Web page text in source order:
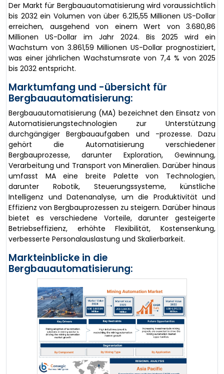
Der Markt für Bergbauautomatisierung wird voraussichtlich
bis 2032 ein Volumen von über 6.215,55 Millionen US-Dollar
erreichen, ausgehend von einem Wert von 3.680,86
Millionen US-Dollar im Jahr 2024. Bis 2025 wird ein
Wachstum von 3.861,59 Millionen US-Dollar prognostiziert,
was einer jährlichen Wachstumsrate von 7,4 % von 2025
bis 2032 entspricht.
Marktumfang und -übersicht für
Bergbauautomatisierung:
Bergbauautomatisierung (MA) bezeichnet den Einsatz von
Automatisierungstechnologien zur Unterstützung
durchgängiger Bergbauaufgaben und -prozesse. Dazu
gehört die Automatisierung verschiedener
Bergbauprozesse, darunter Exploration, Gewinnung,
Verarbeitung und Transport von Mineralien. Darüber hinaus
umfasst MA eine breite Palette von Technologien,
darunter Robotik, Steuerungssysteme, künstliche
Intelligenz und Datenanalyse, um die Produktivität und
Effizienz von Bergbauprozessen zu steigern. Darüber hinaus
bietet es verschiedene Vorteile, darunter gesteigerte
Betriebseffizienz, erhöhte Flexibilität, Kostensenkung,
verbesserte Personalauslastung und Skalierbarkeit.
Markteinblicke in die
Bergbauautomatisierung: